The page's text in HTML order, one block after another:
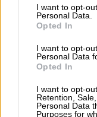
I want to opt-
Personal Data.
Opted In
I want to opt-
Personal Data
Opted In
I want to opt-
Retention,
Personal Data
Purposes for